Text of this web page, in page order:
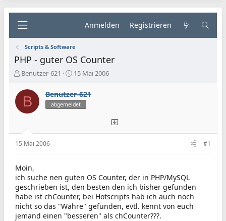
Anmelden Registrieren
Scripts & Software
PHP - guter OS Counter
E
s
e
e
r
Benutzer-621
E
s
t
e
t
15 Mai 2006
B Benutzer-621
abgemeldet
15 Mai 2006 #1
Moin,
ich suche nen guten OS Counter, der in PHP/MySQL
geschrieben ist, den besten den ich bisher gefunden
habe ist chCounter, bei Hotscripts hab ich auch noch
nicht so das "Wahre" gefunden, evtl. kennt von euch
jemand einen "besseren" als chCounter???.